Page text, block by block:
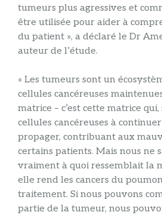
tumeurs plus agressives et
être utilisée pour aider à
du patient », a déclaré le Dr
auteur de l’étude.
« Les tumeurs sont un
cellules cancéreuses
matrice – c’est cette matrice
cellules cancéreuses à
propager, contribuant aux
certains patients. Mais nous ne
vraiment à quoi ressemblait la
elle rend les cancers du
traitement. Si nous pouvons
partie de la tumeur, nous